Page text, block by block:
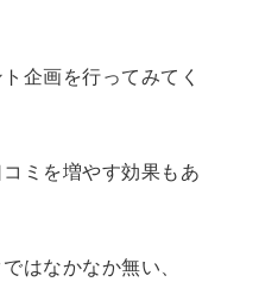
企画を行ってみてく
ミを増やす効果もあ
はなかなか無い、